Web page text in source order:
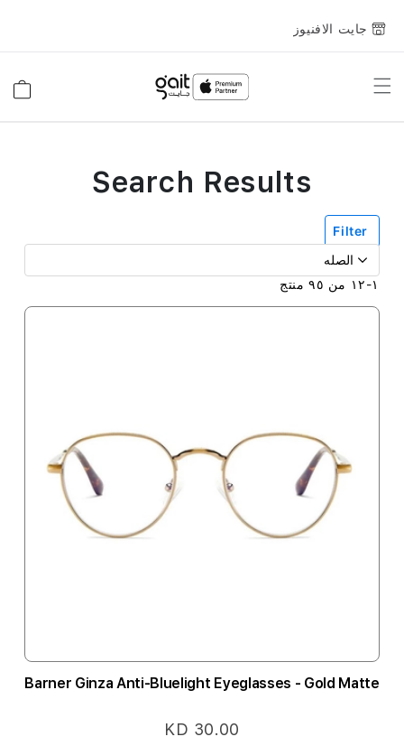
جايت الافنيوز
Toggle
Filter
١-١٢ من ٩٥ منتج
Barner Ginza Anti-Bluelight Eyeglasses - Gold Matte
KD 30.00
Search Results